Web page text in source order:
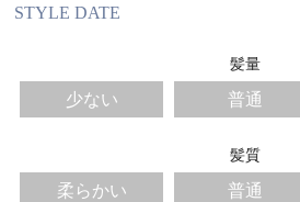
STYLE DATE
髪量
少ない 普通
髪質
柔らかい 普通